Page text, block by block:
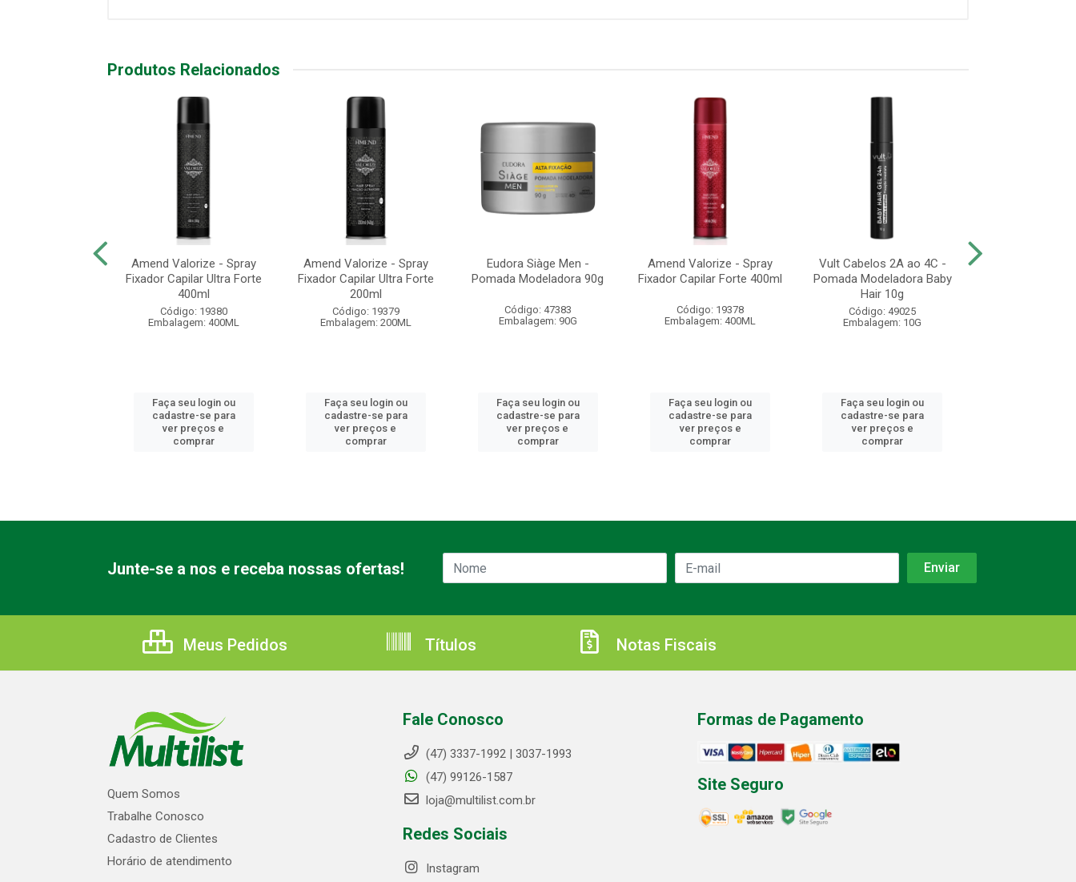
Produtos Relacionados
Amend Valorize - Spray
Fixador Capilar Ultra Forte
400ml
Código: 19380
Embalagem: 400ML
Faça seu login ou
cadastre-se para
ver preços e
comprar
Amend Valorize - Spray
Fixador Capilar Ultra Forte
200ml
Código: 19379
Embalagem: 200ML
Faça seu login ou
cadastre-se para
ver preços e
comprar
Eudora Siàge Men -
Pomada Modeladora 90g
Código: 47383
Embalagem: 90G
Faça seu login ou
cadastre-se para
ver preços e
comprar
Amend Valorize - Spray
Fixador Capilar Forte 400ml
Código: 19378
Embalagem: 400ML
Faça seu login ou
cadastre-se para
ver preços e
comprar
Vult Cabelos 2A ao 4C -
Pomada Modeladora Baby
Hair 10g
Código: 49025
Embalagem: 10G
Faça seu login ou
cadastre-se para
ver preços e
comprar
Junte-se a nos e receba nossas ofertas!
Meus Pedidos Títulos Notas Fiscais
Quem Somos
Trabalhe Conosco
Cadastro de Clientes
Horário de atendimento
Fale Conosco
(47) 3337-1992 | 3037-1993
(47) 99126-1587
loja@multilist.com.br
Redes Sociais
Instagram
Formas de Pagamento
Site Seguro